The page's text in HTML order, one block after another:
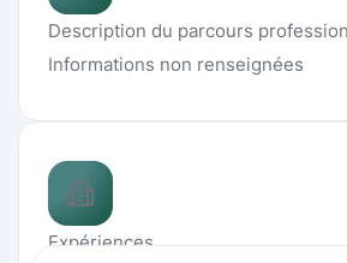
Description du parcours
Informations non renseignées
Expériences